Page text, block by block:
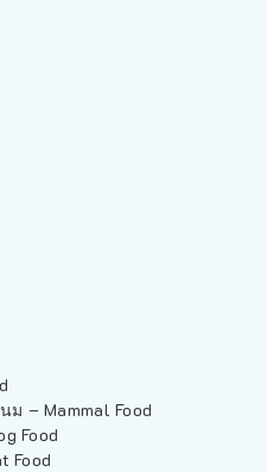
ม – Mammal Food
Food
Food